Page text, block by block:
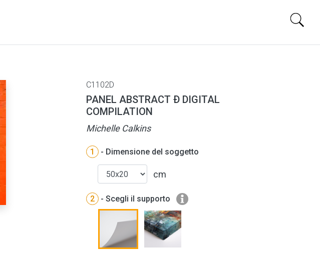
C1102D
PANEL ABSTRACT Ð DIGITAL
COMPILATION
Michelle Calkins
1 - Dimensione del soggetto
cm
2 - Scegli il supporto